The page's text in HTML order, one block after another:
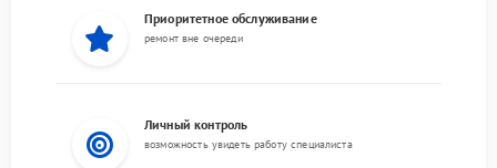
Приоритетное обслуживание
ремонт вне очереди
Личный контроль
возможность увидеть работу специалиста